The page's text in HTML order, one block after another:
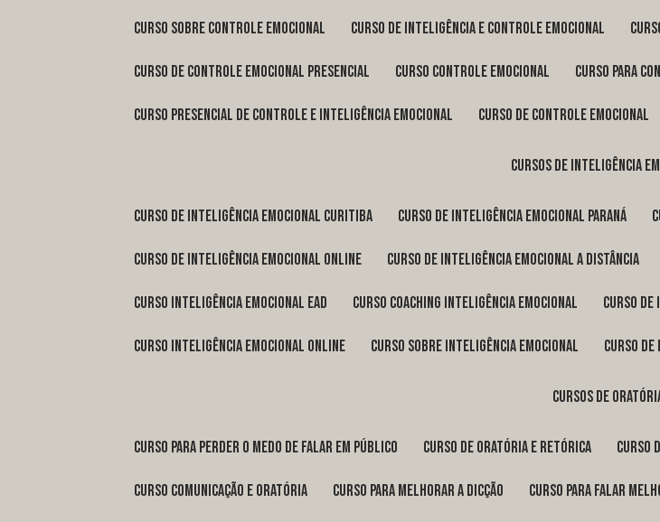
curso sobre controle emocional curso de inteligência e controle emocional
curso de controle emocional presencial curso controle emocional curso para
curso presencial de controle e inteligência emocional curso de controle emocional
cursos de inteligência
curso de inteligência emocional Curitiba curso de inteligência emocional Paraná
curso de inteligência emocional online curso de inteligência emocional a distância
curso inteligência emocional ead curso coaching inteligência emocional curso
curso inteligência emocional online curso sobre inteligência emocional curso
cursos de
curso para perder o medo de falar em público curso de oratória e retórica curso
curso comunicação e oratória curso para melhorar a dicção curso para falar